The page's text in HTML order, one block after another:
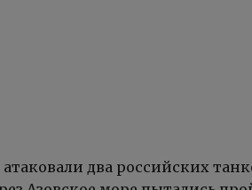
два российских